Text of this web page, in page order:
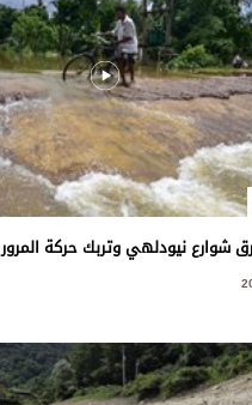
شوارع نيودلهي وتربك حركة المرور